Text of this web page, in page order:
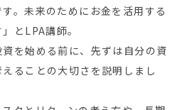
。未来のためにお金を活用する
とLPA講師。
を始める前に、先ずは自分の資
ることの大切さを説明しまし